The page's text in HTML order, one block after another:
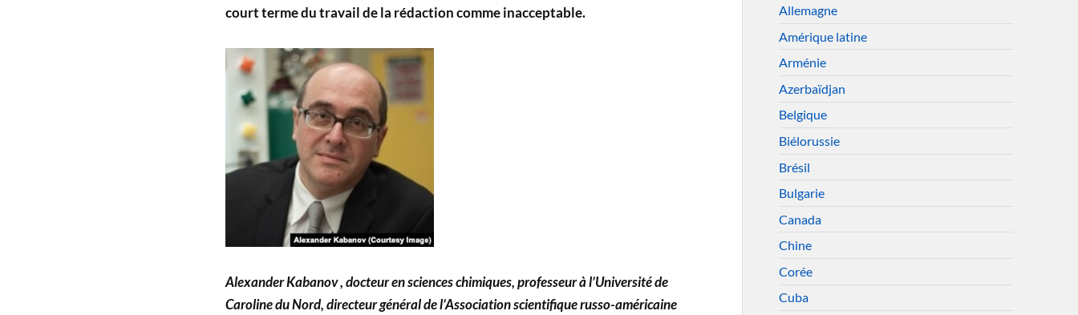
court terme du travail de la rédaction comme inacceptable.
Alexander Kabanov, docteur en sciences chimiques, professeur à l’Université de
Caroline du Nord, directeur général de l’Association scientifique russo-américaine
Allemagne
Amérique latine
Arménie
Azerbaïdjan
Belgique
Biélorussie
Brésil
Bulgarie
Canada
Chine
Corée
Cuba